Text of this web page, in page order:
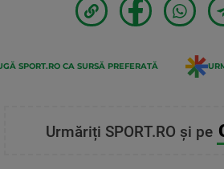
SPORT.RO CA SURSĂ PREFERATĂ
Urmăriți SPORT.RO și pe